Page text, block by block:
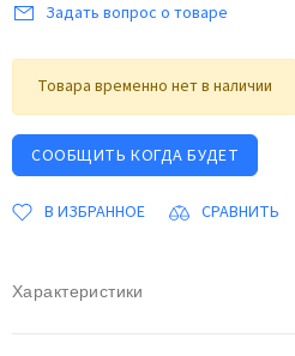
Задать вопрос о товаре
Товара временно нет в наличии
СООБЩИТЬ КОГДА БУДЕТ
В ИЗБРАННОЕ СРАВНИТЬ
Характеристики